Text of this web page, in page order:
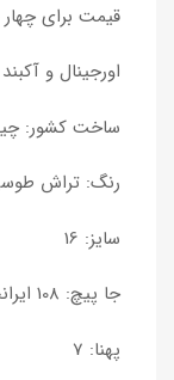
قیمت برای چهار
اورجینال و آکبند
ساخت کشور:
رنگ: تراش
سایز: 16
جا پیچ: 108 ایرانخودرو
پهنا: 7